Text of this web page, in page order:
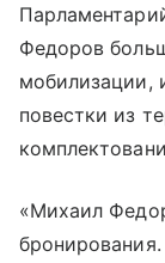
Федоров
мобилизации,
повестки из
«Михаил